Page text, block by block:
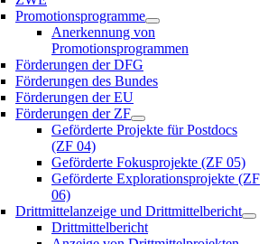
Promotionsprogramme
Anerkennung von
Promotionsprogrammen
Förderungen der DFG
Förderungen des Bundes
Förderungen der EU
Förderungen der ZF
Geförderte Projekte für Postdocs
(ZF 04)
Geförderte Fokusprojekte (ZF 05)
Geförderte Explorationsprojekte (ZF
06)
Drittmittelanzeige und Drittmittelbericht
Drittmittelbericht